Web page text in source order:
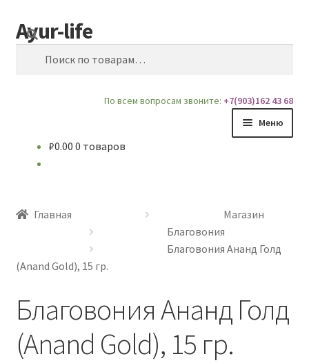
Перейти
к
навигации
Перейти
к
содержимому
Ayur-life
Поиск
По всем вопросам звоните: +7(903)162 43 68
Меню
Доставка и Оплата
Блог
О сайте
Услуги
₽0.00 0 товаров
Главная
Магазин
Благовония
Благовония Ананд Голд
(Anand Gold), 15 гр.
Благовония Ананд Голд
(Anand Gold), 15 гр.